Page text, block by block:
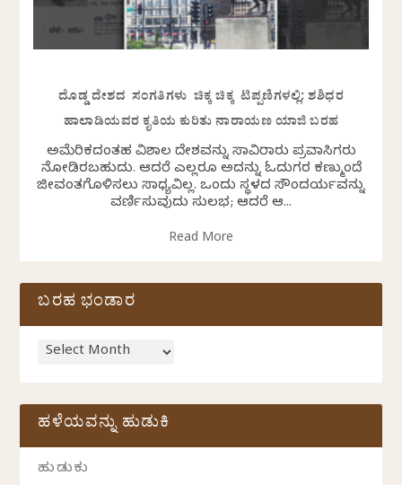
ದೊಡ್ಡ ದೇಶದ ಸಂಗತಿಗಳು ಚಿಕ್ಕ ಚಿಕ್ಕ ಟಿಪ್ಪಣಿಗಳಲ್ಲಿ: ಶಶಿಧರ
ಹಾಲಾಡಿಯವರ ಕೃತಿಯ ಕುರಿತು ನಾರಾಯಣ ಯಾಜಿ ಬರಹ
ಅಮೆರಿಕದಂತಹ ವಿಶಾಲ ದೇಶವನ್ನು ಸಾವಿರಾರು ಪ್ರವಾಸಿಗರು
ನೋಡಿರಬಹುದು. ಆದರೆ ಎಲ್ಲರೂ ಅದನ್ನು ಓದುಗರ ಕಣ್ಮುಂದೆ
ಜೀವಂತಗೊಳಿಸಲು ಸಾಧ್ಯವಿಲ್ಲ. ಒಂದು ಸ್ಥಳದ ಸೌಂದರ್ಯವನ್ನು
ವರ್ಣಿಸುವುದು ಸುಲಭ; ಆದರೆ ಆ...
Read More
ಬರಹ ಭಂಡಾರ
ಹಳೆಯವನ್ನು ಹುಡುಕಿ